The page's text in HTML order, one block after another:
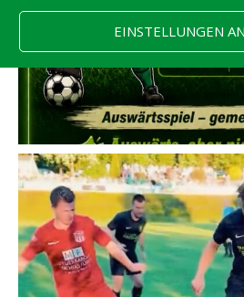
EINSTELLUNGEN